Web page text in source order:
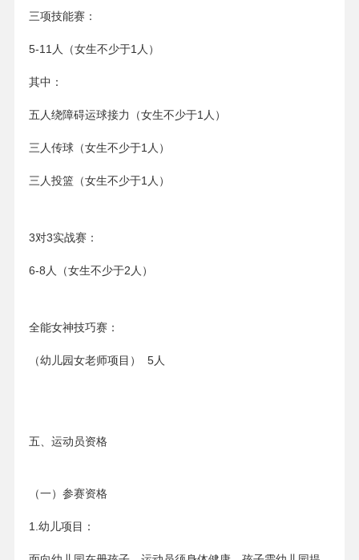
三项技能赛：
5-11人（女生不少于1人）
其中：
五人绕障碍运球接力（女生不少于1人）
三人传球（女生不少于1人）
三人投篮（女生不少于1人）
3对3实战赛：
6-8人（女生不少于2人）
全能女神技巧赛：
（幼儿园女老师项目） 5人
五、运动员资格
（一）参赛资格
1.幼儿项目：